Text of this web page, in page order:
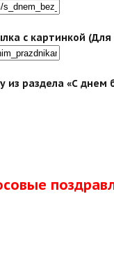
с картинкой
раздела «С днем